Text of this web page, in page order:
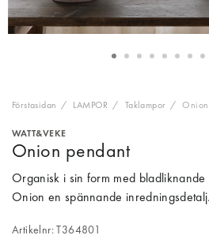
Förstasidan LAMPOR Taklampor
WATT&VEKE
Onion pendant
Organisk i sin form med bladliknande
Onion en spännande inredningsdetalj.
Artikelnr: T364801